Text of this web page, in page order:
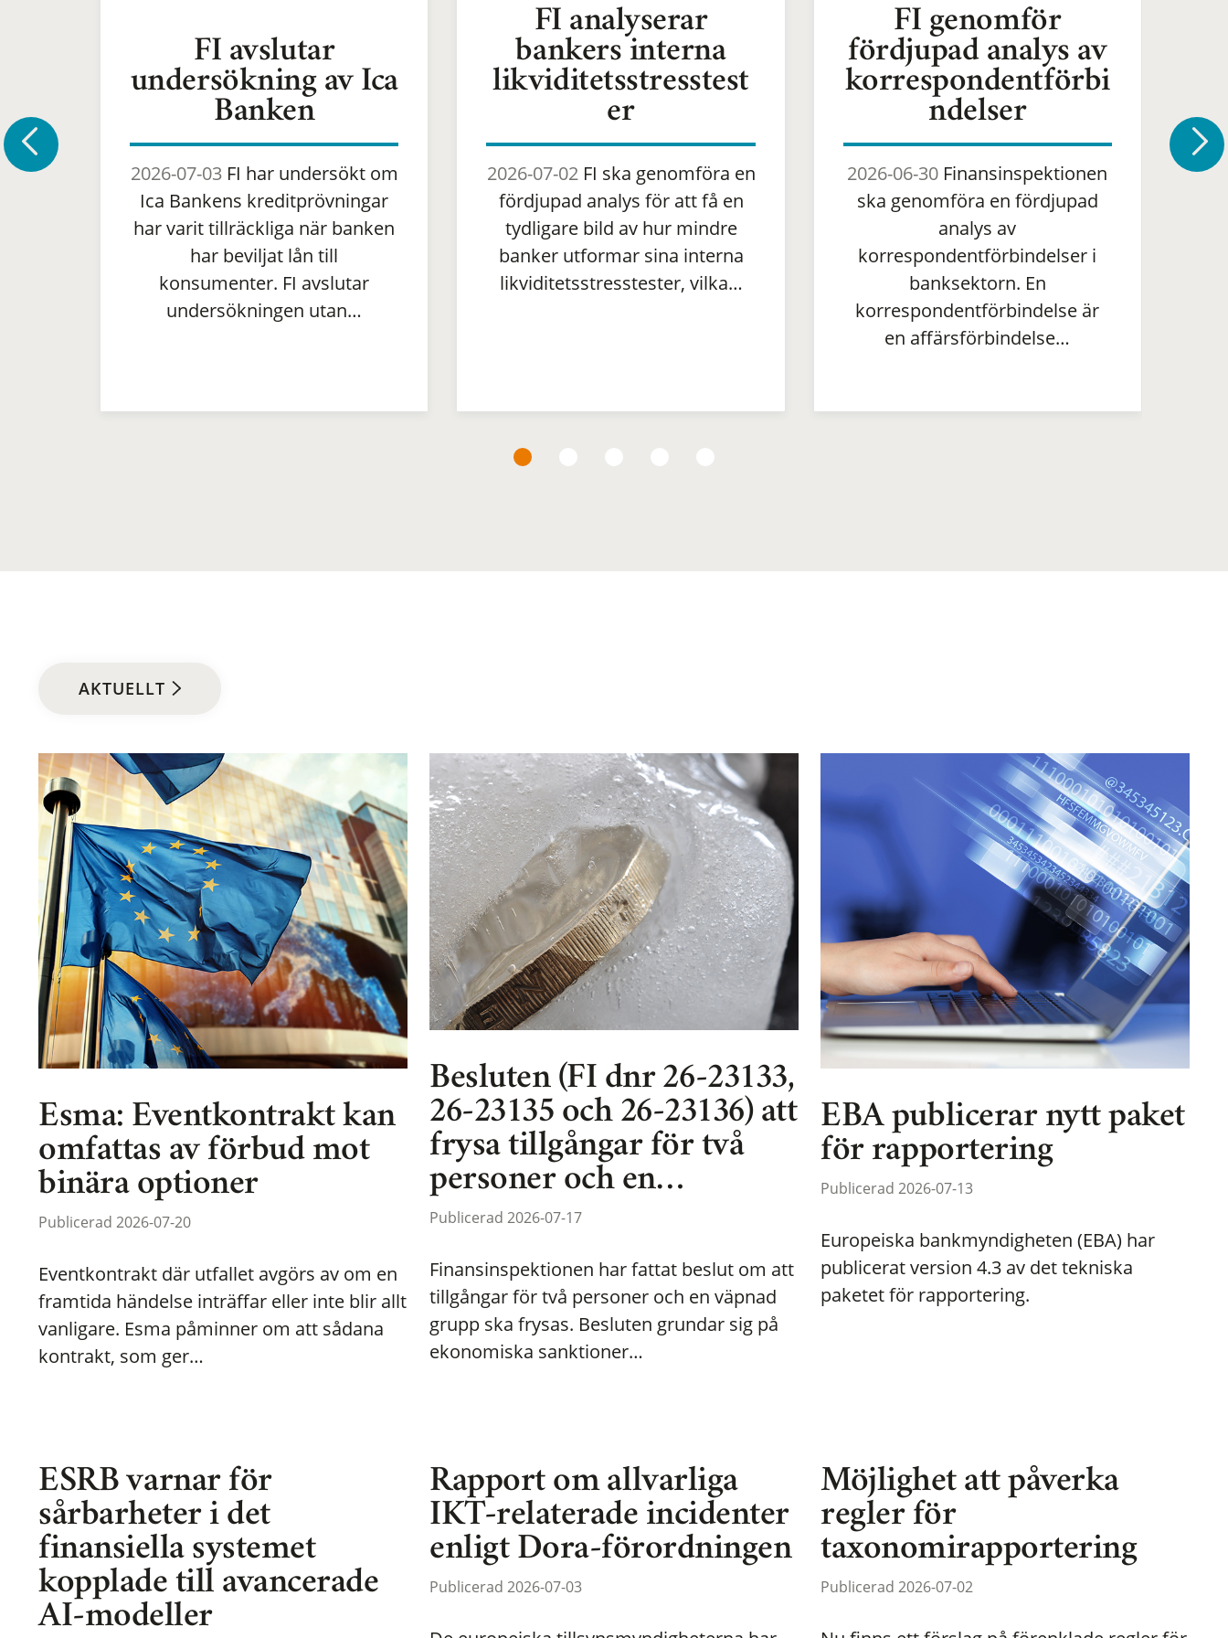
FI avslutar
undersökning av Ica
Banken
2026-07-03FI har undersökt om
Ica Bankens kreditprövningar
har varit tillräckliga när banken
har beviljat lån till
konsumenter. FI avslutar
undersökningen utan…
FI analyserar
bankers interna
likviditetsstresstest
er
2026-07-02FI ska genomföra en
fördjupad analys för att få en
tydligare bild av hur mindre
banker utformar sina interna
likviditetsstresstester, vilka…
FI genomför
fördjupad analys av
korrespondentförbi
ndelser
2026-06-30 Finansinspektionen
ska genomföra en fördjupad
analys av
korrespondentförbindelser i
banksektorn. En
korrespondentförbindelse är
en affärsförbindelse…
AKTUELLT
Esma: Eventkontrakt kan
omfattas av förbud mot
binära optioner
Publicerad 2026-07-20
Eventkontrakt där utfallet avgörs av om en
framtida händelse inträffar eller inte blir allt
vanligare. Esma påminner om att sådana
kontrakt, som ger…
Besluten (FI dnr 26-23133,
26-23135 och 26-23136) att
frysa tillgångar för två
personer och en…
Publicerad 2026-07-17
Finansinspektionen har fattat beslut om att
tillgångar för två personer och en väpnad
grupp ska frysas. Besluten grundar sig på
ekonomiska sanktioner…
EBA publicerar nytt paket
för rapportering
Publicerad 2026-07-13
Europeiska bankmyndigheten (EBA) har
publicerat version 4.3 av det tekniska
paketet för rapportering.
ESRB varnar för
sårbarheter i det
finansiella systemet
kopplade till avancerade
AI-modeller
Rapport om allvarliga
IKT-relaterade incidenter
enligt Dora-förordningen
Publicerad 2026-07-03
Möjlighet att påverka
regler för
taxonomirapportering
Publicerad 2026-07-02